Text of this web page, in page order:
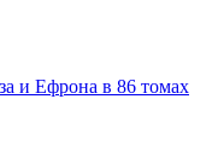
и Ефрона в 86 томах